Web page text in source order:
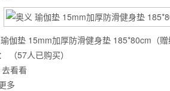
伽垫 15mm加厚防滑健身垫 185*80cm（
（57人已购买）
去看看
多